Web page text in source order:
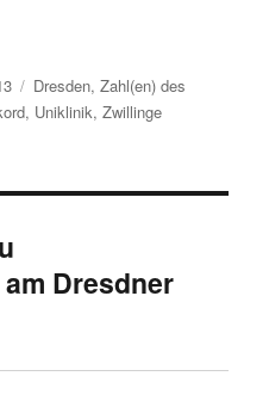
Kategorien
Dresden,Zahl(en) des
, Uniklinik,Zwillinge
Dresdner